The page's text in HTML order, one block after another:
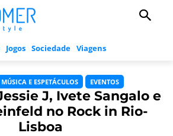
Jogos Sociedade Viagens
MÚSICA E ESPETÁCULOS EVENTOS
J, Ivete Sangalo e
no Rock in Rio-
Lisboa